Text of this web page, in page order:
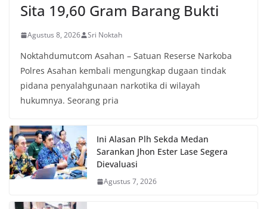
Sita 19,60 Gram Barang Bukti
Agustus 8, 2026 Sri Noktah
Noktahdumutcom Asahan – Satuan Reserse Narkoba
Polres Asahan kembali mengungkap dugaan tindak
pidana penyalahgunaan narkotika di wilayah
hukumnya. Seorang pria
Ini Alasan Plh Sekda Medan
Sarankan Jhon Ester Lase Segera
Dievaluasi
Agustus 7, 2026